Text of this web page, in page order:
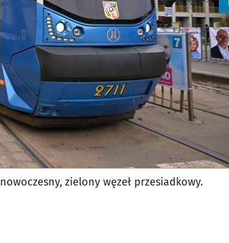
zielony węzeł przesiadkowy.